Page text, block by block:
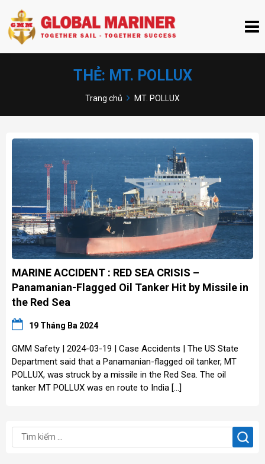
THẺ: MT. POLLUX
Trang chủ MT. POLLUX
MARINE ACCIDENT : RED SEA CRISIS –
Panamanian-Flagged Oil Tanker Hit by Missile in
the Red Sea
19 Tháng Ba 2024
GMM Safety | 2024-03-19 | Case Accidents | The US State
Department said that a Panamanian-flagged oil tanker, MT
POLLUX, was struck by a missile in the Red Sea. The oil
tanker MT POLLUX was en route to India […]